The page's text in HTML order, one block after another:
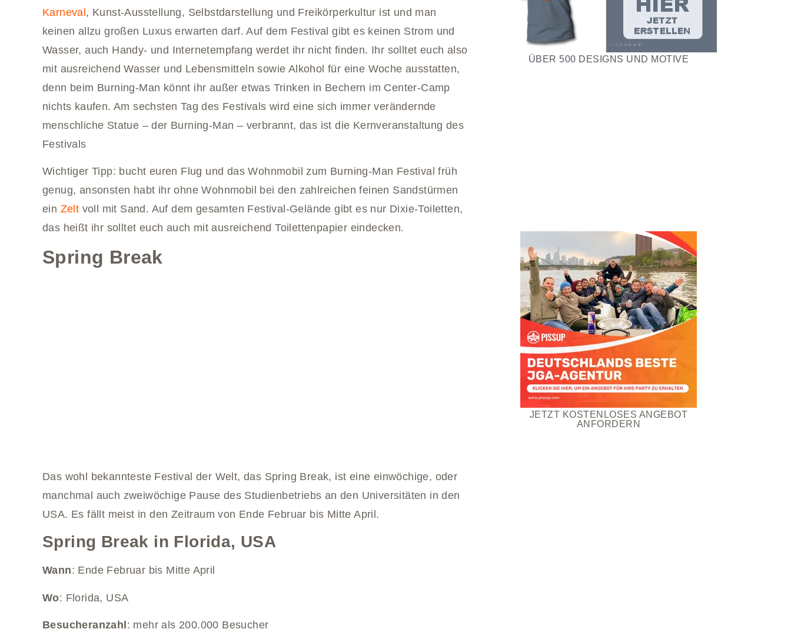
Karneval , Kunst-Ausstellung, Selbstdarstellung und Freikörperkultur ist und man
keinen allzu großen Luxus erwarten darf. Auf dem Festival gibt es keinen Strom und
Wasser, auch Handy- und Internetempfang werdet ihr nicht finden. Ihr solltet euch also
mit ausreichend Wasser und Lebensmitteln sowie Alkohol für eine Woche ausstatten,
denn beim Burning-Man könnt ihr außer etwas Trinken in Bechern im Center-Camp
nichts kaufen. Am sechsten Tag des Festivals wird eine sich immer verändernde
menschliche Statue – der Burning-Man – verbrannt, das ist die Kernveranstaltung des
Festivals
Wichtiger Tipp: bucht euren Flug und das Wohnmobil zum Burning-Man Festival früh
genug, ansonsten habt ihr ohne Wohnmobil bei den zahlreichen feinen Sandstürmen
ein Zelt voll mit Sand. Auf dem gesamten Festival-Gelände gibt es nur Dixie-Toiletten,
das heißt ihr solltet euch auch mit ausreichend Toilettenpapier eindecken.
Spring Break
Das wohl bekannteste Festival der Welt, das Spring Break, ist eine einwöchige, oder
manchmal auch zweiwöchige Pause des Studienbetriebs an den Universitäten in den
USA. Es fällt meist in den Zeitraum von Ende Februar bis Mitte April.
Spring Break in Florida, USA
Wann: Ende Februar bis Mitte April
Wo: Florida, USA
Besucheranzahl: mehr als 200.000 Besucher
ÜBER 500 DESIGNS UND MOTIVE
JETZT KOSTENLOSES ANGEBOT
ANFORDERN